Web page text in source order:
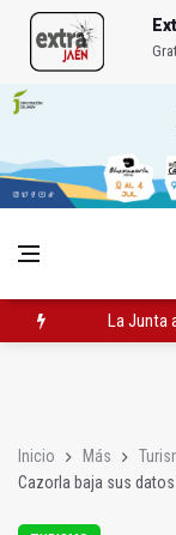
La Junta
Inicio Más
Cazorla baja sus